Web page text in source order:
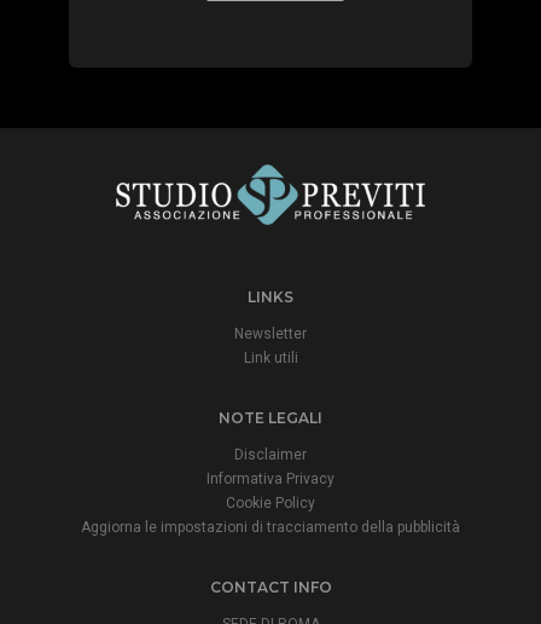
LINKS
Newsletter
Link utili
NOTE LEGALI
Disclaimer
Informativa Privacy
Cookie Policy
Aggiorna le impostazioni di tracciamento della pubblicità
CONTACT INFO